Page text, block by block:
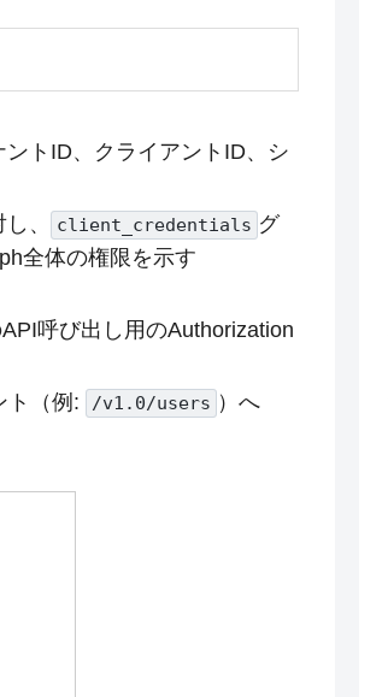
トID、クライアントID、シ
、 client_credentials グ
全体の権限を示す
呼び出し用のAuthorization
ト（例: /v1.0/users ）へ